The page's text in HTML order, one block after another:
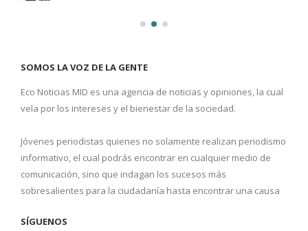
SOMOS LA VOZ DE LA GENTE
Eco Noticias MID es una agencia de noticias y opiniones, la cual
vela por los intereses y el bienestar de la sociedad.
Jóvenes periodistas quienes no solamente realizan periodismo
informativo, el cual podrás encontrar en cualquier medio de
comunicación, sino que indagan los sucesos más
sobresalientes para la ciudadanía hasta encontrar una causa
SÍGUENOS